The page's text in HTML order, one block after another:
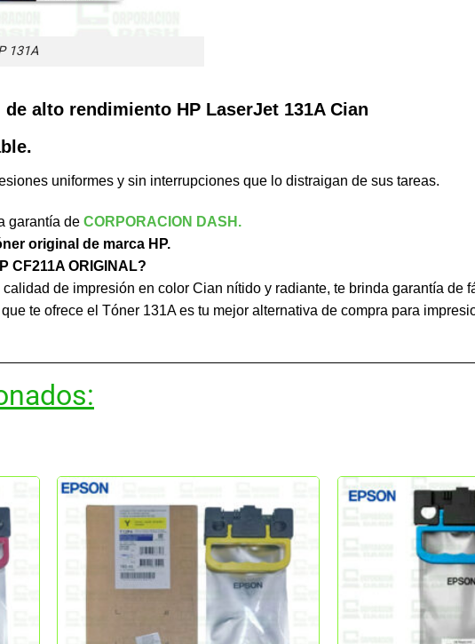
131A
alto rendimiento HP LaserJet 131A Cian
uniformes y sin interrupciones que lo distraigan de sus tareas.
garantía de CORPORACION DASH.
original de marca HP.
CF211A ORIGINAL?
de impresión en color Cian nítido y radiante, te brinda garantía de
te ofrece el Tóner 131A es tu mejor alternativa de compra para